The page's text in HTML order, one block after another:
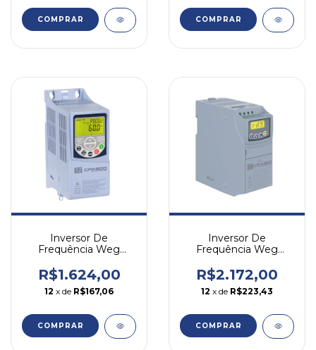
COMPRAR COMPRAR
Inversor De
Frequência Weg
Mono/trif
R$1.624,00
12 x de R$167,06
COMPRAR
Inversor De
Frequência Weg
Trifásico
R$2.172,00
12 x de R$223,43
COMPRAR